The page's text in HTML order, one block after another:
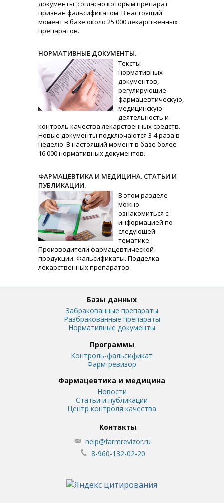
документы, согласно которым препарат
признан фальсификатом. В настоящий
момент в базе около 25 000 лекарственных
препаратов.
НОРМАТИВНЫЕ ДОКУМЕНТЫ.
Тексты
нормативных
документов,
регулирующие
фармацевтическую,
медицинскую
деятельность и
контроль качества лекарственных средств.
Новые документы подключаются 3-4 раза в
неделю. В настоящий момент в базе более
16 000 нормативных документов.
ФАРМАЦЕВТИКА И МЕДИЦИНА. СТАТЬИ И
ПУБЛИКАЦИИ.
В этом разделе
можно
ознакомиться с
информацией по
следующей
тематике:
Производители фармацевтической
продукции. Фальсификаты. Подделка
лекарственных препаратов.
Базы данных
Забракованные препараты
Разбракованные препараты
Нормативные документы
Программы
Контроль-фальсификат
Фарм-ревизор
Фармацевтика и медицина
Новости
Статьи и публикации
Центр контроля качества
Контакты
help@farmrevizor.ru
8-960-132-02-20